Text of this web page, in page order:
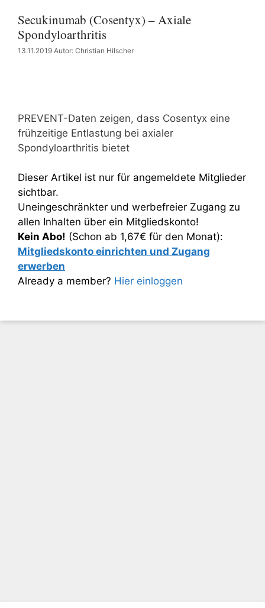
Secukinumab (Cosentyx) – Axiale
Spondyloarthritis
13.11.2019 Autor: Christian Hilscher
PREVENT-Daten zeigen, dass Cosentyx eine
frühzeitige Entlastung bei axialer
Spondyloarthritis bietet
Dieser Artikel ist nur für angemeldete Mitglieder
sichtbar.
Uneingeschränkter und werbefreier Zugang zu
allen Inhalten über ein Mitgliedskonto!
Kein Abo! (Schon ab 1,67€ für den Monat):
Mitgliedskonto einrichten und Zugang
erwerben
Already a member? Hier einloggen